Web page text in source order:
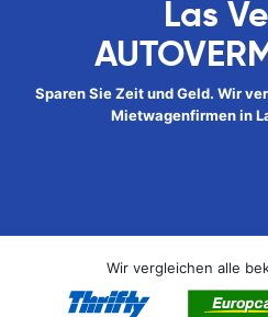
Las
Sparen Sie Zeit und Geld. Wir
Mietwagenfirmen in
Wir vergleichen alle